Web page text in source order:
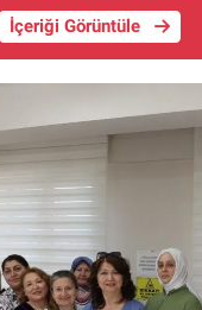
İçeriği Görüntüle